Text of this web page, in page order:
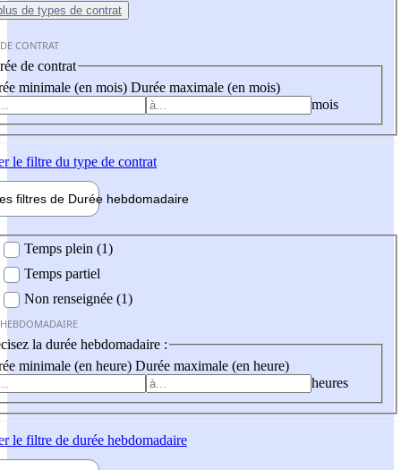
de types de contrat
CONTRAT
de contrat
minimale (en mois) Durée maximale (en mois)
mois
le filtre du type de contrat
filtres de Durée hebdomadaire
Temps plein (1)
Temps partiel
Non renseignée (1)
la durée hebdomadaire :
minimale (en heure) Durée maximale (en heure)
heures
le filtre de durée hebdomadaire